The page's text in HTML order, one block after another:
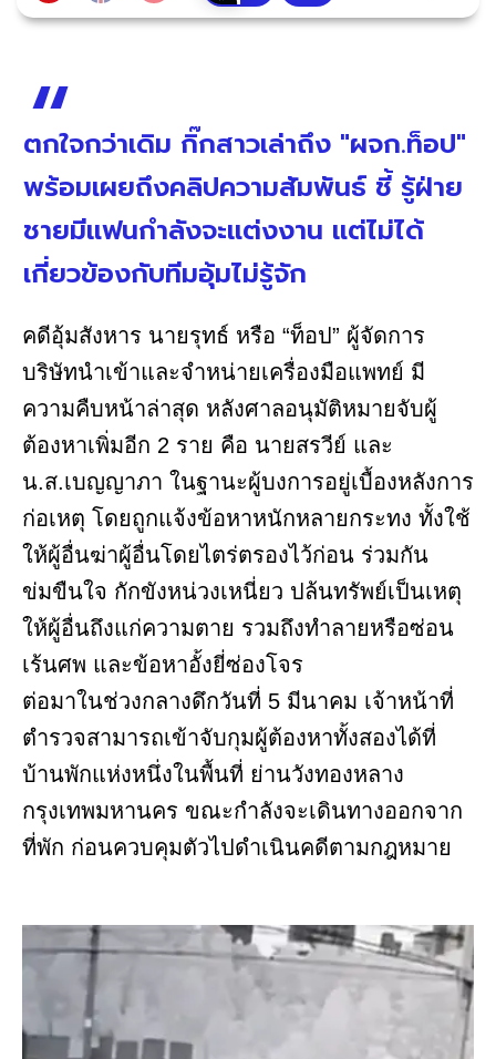
ตกใจกว่าเดิม กิ๊กสาวเล่าถึง "ผจก.ท็อป"
พร้อมเผยถึงคลิปความสัมพันธ์ ชี้ รู้ฝ่าย
ชายมีแฟนกำลังจะแต่งงาน แต่ไม่ได้
เกี่ยวข้องกับทีมอุ้มไม่รู้จัก
คดีอุ้มสังหาร นายรุทธ์ หรือ “ท็อป” ผู้จัดการ
บริษัทนำเข้าและจำหน่ายเครื่องมือแพทย์ มี
ความคืบหน้าล่าสุด หลังศาลอนุมัติหมายจับผู้
ต้องหาเพิ่มอีก 2 ราย คือ นายสรวีย์ และ
น.ส.เบญญาภา ในฐานะผู้บงการอยู่เบื้องหลังการ
ก่อเหตุ โดยถูกแจ้งข้อหาหนักหลายกระทง ทั้งใช้
ให้ผู้อื่นฆ่าผู้อื่นโดยไตร่ตรองไว้ก่อน ร่วมกัน
ข่มขืนใจ กักขังหน่วงเหนี่ยว ปล้นทรัพย์เป็นเหตุ
ให้ผู้อื่นถึงแก่ความตาย รวมถึงทำลายหรือซ่อน
เร้นศพ และข้อหาอั้งยี่ซ่องโจร
ต่อมาในช่วงกลางดึกวันที่ 5 มีนาคม เจ้าหน้าที่
ตำรวจสามารถเข้าจับกุมผู้ต้องหาทั้งสองได้ที่
บ้านพักแห่งหนึ่งในพื้นที่ ย่านวังทองหลาง
กรุงเทพมหานคร ขณะกำลังจะเดินทางออกจาก
ที่พัก ก่อนควบคุมตัวไปดำเนินคดีตามกฎหมาย